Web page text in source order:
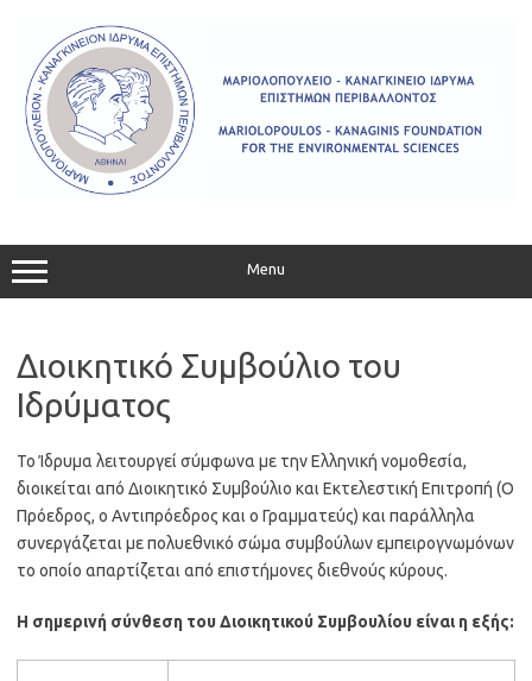
content
Menu
Διοικητικό Συμβούλιο του
Ιδρύματος
Το Ίδρυμα λειτουργεί σύμφωνα με την Ελληνική νομοθεσία,
διοικείται από Διοικητικό Συμβούλιο και Εκτελεστική Επιτροπή (Ο
Πρόεδρος, ο Αντιπρόεδρος και ο Γραμματεύς) και παράλληλα
συνεργάζεται με πολυεθνικό σώμα συμβούλων εμπειρογνωμόνων
το οποίο απαρτίζεται από επιστήμονες διεθνούς κύρους.
Η σημερινή σύνθεση του Διοικητικού Συμβουλίου είναι η εξής: